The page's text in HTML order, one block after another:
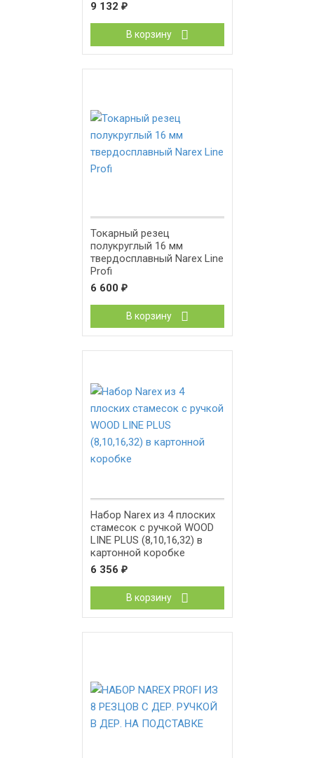
9 132 ₽
В корзину
Токарный резец
полукруглый 16 мм
твердосплавный Narex Line
Profi
6 600 ₽
В корзину
Набор Narex из 4 плоских
стамесок с ручкой WOOD
LINE PLUS (8,10,16,32) в
картонной коробке
6 356 ₽
В корзину